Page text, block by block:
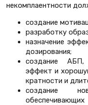
некомплаентности
создание
разработку
назначение
дозирования;
создание АБП,
эффект и
кратности и
создание